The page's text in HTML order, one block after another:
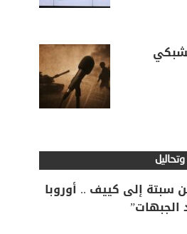
وتحاليل
سبتة إلى كييف .. أوروبا